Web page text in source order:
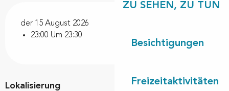
ZU SEHEN, ZU TUN
Besichtigungen
Freizeitaktivitäten
der 15 August 2026
23:00 Um 23:30
Lokalisierung